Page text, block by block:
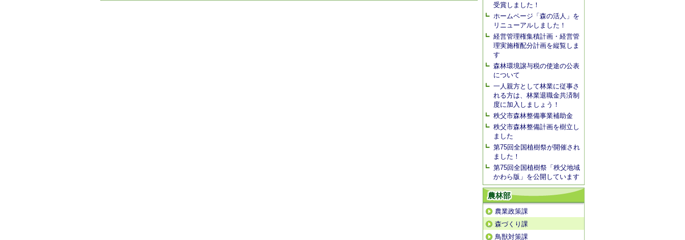
受賞しました！
ホームページ「森の活人」を
リニューアルしました！
経営管理権集積計画・経営管
理実施権配分計画を縦覧しま
す
森林環境譲与税の使途の公表
について
一人親方として林業に従事さ
れる方は、林業退職金共済制
度に加入しましょう！
秩父市森林整備事業補助金
秩父市森林整備計画を樹立し
ました
第75回全国植樹祭が開催され
ました！
第75回全国植樹祭「秩父地域
かわら版」を公開しています
農林部
農業政策課
森づくり課
鳥獣対策課